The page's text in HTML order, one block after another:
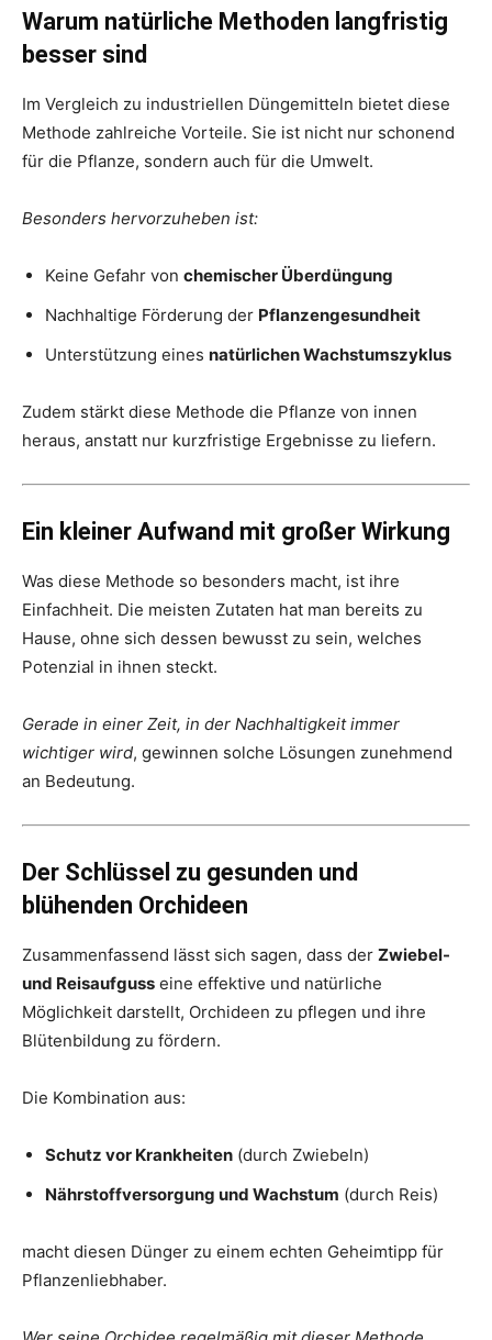
Warum natürliche Methoden langfristig
besser sind
Im Vergleich zu industriellen Düngemitteln bietet diese
Methode zahlreiche Vorteile. Sie ist nicht nur schonend
für die Pflanze, sondern auch für die Umwelt.
Besonders hervorzuheben ist:
Keine Gefahr von chemischer Überdüngung
Nachhaltige Förderung der Pflanzengesundheit
Unterstützung eines natürlichen Wachstumszyklus
Zudem stärkt diese Methode die Pflanze von innen
heraus, anstatt nur kurzfristige Ergebnisse zu liefern.
Ein kleiner Aufwand mit großer Wirkung
Was diese Methode so besonders macht, ist ihre
Einfachheit. Die meisten Zutaten hat man bereits zu
Hause, ohne sich dessen bewusst zu sein, welches
Potenzial in ihnen steckt.
Gerade in einer Zeit, in der Nachhaltigkeit immer
wichtiger wird, gewinnen solche Lösungen zunehmend
an Bedeutung.
Der Schlüssel zu gesunden und
blühenden Orchideen
Zusammenfassend lässt sich sagen, dass der Zwiebel-
und Reisaufguss eine effektive und natürliche
Möglichkeit darstellt, Orchideen zu pflegen und ihre
Blütenbildung zu fördern.
Die Kombination aus:
Schutz vor Krankheiten (durch Zwiebeln)
Nährstoffversorgung und Wachstum (durch Reis)
macht diesen Dünger zu einem echten Geheimtipp für
Pflanzenliebhaber.